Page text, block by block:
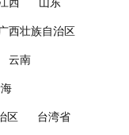
西壮族自治区
云南
区
台湾省